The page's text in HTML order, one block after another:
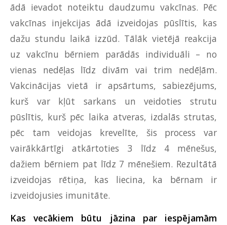
ādā ievadot noteiktu daudzumu vakcīnas. Pēc
vakcīnas injekcijas ādā izveidojas pūslītis, kas
dažu stundu laikā izzūd. Tālāk vietējā reakcija
uz vakcīnu bērniem parādās individuāli – no
vienas nedēļas līdz divām vai trim nedēļām.
Vakcinācijas vietā ir apsārtums, sabiezējums,
kurš var kļūt sarkans un veidoties strutu
pūslītis, kurš pēc laika atveras, izdalās strutas,
pēc tam veidojas krevelīte, šis process var
vairākkārtīgi atkārtoties 3 līdz 4 mēnešus,
dažiem bērniem pat līdz 7 mēnešiem. Rezultātā
izveidojas rētiņa, kas liecina, ka bērnam ir
izveidojusies imunitāte.
Kas vecākiem būtu jāzina par iespējamām